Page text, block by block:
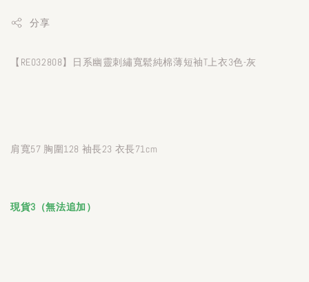
分享
【RE032808】日系幽靈刺繡寬鬆純棉薄短袖T上衣3色-灰
肩寬57 胸圍128 袖長23 衣長71cm
現貨3（無法追加）